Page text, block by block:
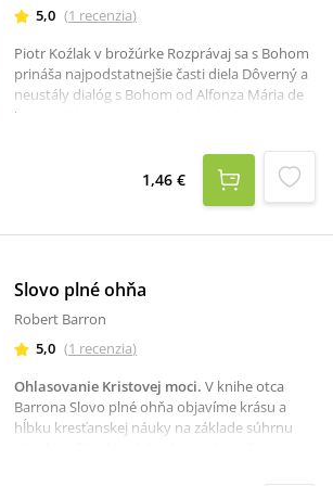
5,0 (1 recenzia)
Piotr Koźlak v brožúrke Rozprávaj sa s Bohom
prináša najpodstatnejšie časti diela Dôverný a
neustály dialóg s Bohom od Alfonza Mária de
Liguori. Sú spracované tak, aby boli
priniesť lepšie pochopenie podstaty modlitby,
ba dokonca čitateľ by si ju mal zamilovať a
praktizovať v každodennom živote.
1,46 €
Slovo plné ohňa
Robert Barron
5,0 (1 recenzia)
Ohlasovanie Kristovej moci. V knihe otca
Barrona Slovo plné ohňa objavíme krásu a
hĺbku kresťanskej náuky na základe súhrnu